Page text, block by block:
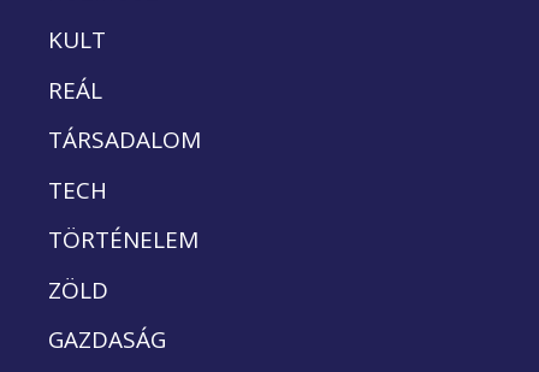
KULT
REÁL
TÁRSADALOM
TECH
TÖRTÉNELEM
ZÖLD
GAZDASÁG